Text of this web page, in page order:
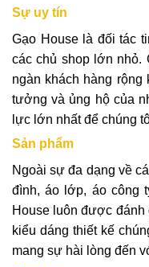
Sự uy tín
Gạo House là đối tác
các chủ shop lớn nhỏ.
ngàn khách hàng rộng
tưởng và ủng hộ của
lực lớn nhất để chúng
Sản phẩm
Ngoài sự đa dạng về
đình, áo lớp, áo công
House luôn được
kiểu dáng thiết kế
mang sự hài lòng đến